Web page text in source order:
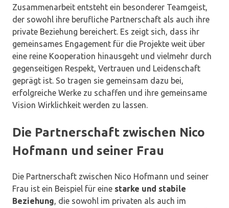
Zusammenarbeit entsteht ein besonderer Teamgeist,
der sowohl ihre berufliche Partnerschaft als auch ihre
private Beziehung bereichert. Es zeigt sich, dass ihr
gemeinsames Engagement für die Projekte weit über
eine reine Kooperation hinausgeht und vielmehr durch
gegenseitigen Respekt, Vertrauen und Leidenschaft
geprägt ist. So tragen sie gemeinsam dazu bei,
erfolgreiche Werke zu schaffen und ihre gemeinsame
Vision Wirklichkeit werden zu lassen.
Die Partnerschaft zwischen Nico
Hofmann und seiner Frau
Die Partnerschaft zwischen Nico Hofmann und seiner
Frau ist ein Beispiel für eine starke und stabile
Beziehung, die sowohl im privaten als auch im